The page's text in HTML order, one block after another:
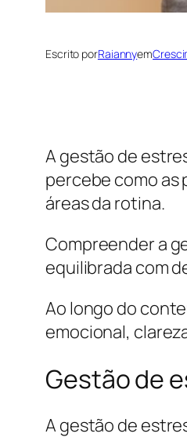
Escrito porRaiannyem
A gestão de
percebe como
áreas da rotina.
Compreender a
equilibrada com
Ao longo do
emocional,
Gestão de
A gestão de